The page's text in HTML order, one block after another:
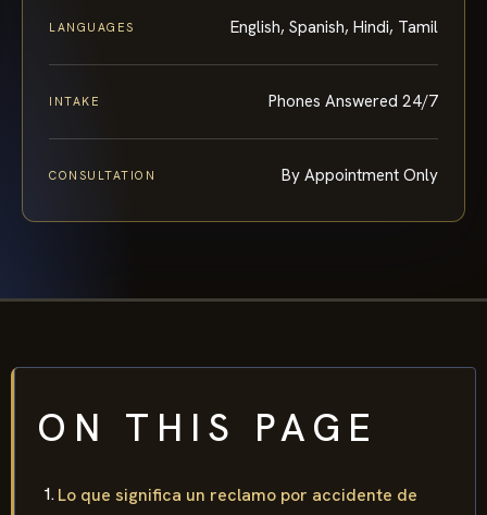
LANGUAGES English, Spanish, Hindi, Tamil
INTAKE Phones Answered 24/7
CONSULTATION By Appointment Only
ON THIS PAGE
Lo que significa un reclamo por accidente de